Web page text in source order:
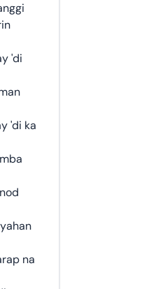
'di
'di ka
na